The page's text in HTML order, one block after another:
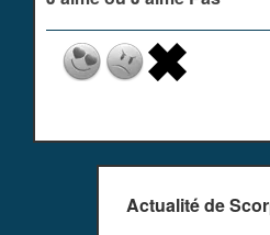
Actualité de